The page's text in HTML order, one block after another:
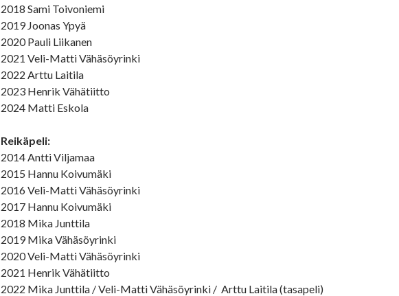
2018 Sami Toivoniemi
2019 Joonas Ypyä
2020 Pauli Liikanen
2021 Veli-Matti Vähäsöyrinki
2022 Arttu Laitila
2023 Henrik Vähätiitto
2024 Matti Eskola
Reikäpeli:
2014 Antti Viljamaa
2015 Hannu Koivumäki
2016 Veli-Matti Vähäsöyrinki
2017 Hannu Koivumäki
2018 Mika Junttila
2019 Mika Vähäsöyrinki
2020 Veli-Matti Vähäsöyrinki
2021 Henrik Vähätiitto
2022 Mika Junttila / Veli-Matti Vähäsöyrinki / Arttu Laitila (tasapeli)